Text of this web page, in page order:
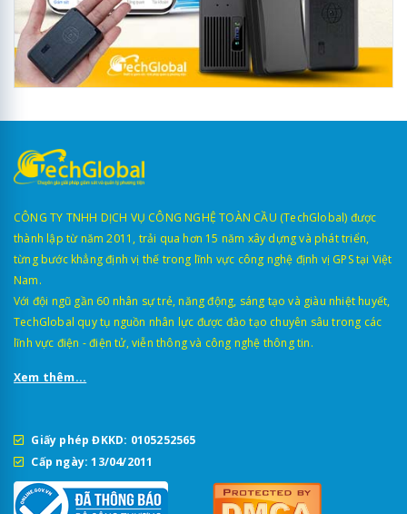
CÔNG TY TNHH DỊCH VỤ CÔNG NGHỆ TOÀN CẦU (TechGlobal) được
thành lập từ năm 2011, trải qua hơn 15 năm xây dựng và phát triển,
từng bước khẳng định vị thế trong lĩnh vực công nghệ định vị GPS tại Việt
Nam.
Với đội ngũ gần 60 nhân sự trẻ, năng động, sáng tạo và giàu nhiệt huyết,
TechGlobal quy tụ nguồn nhân lực được đào tạo chuyên sâu trong các
lĩnh vực điện - điện tử, viễn thông và công nghệ thông tin.
Xem thêm...
Giấy phép ĐKKD: 0105252565
Cấp ngày: 13/04/2011